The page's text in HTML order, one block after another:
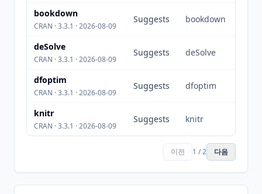
bookdown
CRAN · 3.3.1 · 2026-08-09
Suggests bookdown
deSolve
CRAN · 3.3.1 · 2026-08-09
Suggests deSolve
dfoptim
CRAN · 3.3.1 · 2026-08-09
Suggests dfoptim
knitr
CRAN · 3.3.1 · 2026-08-09
Suggests knitr
이전 1 / 2 다음